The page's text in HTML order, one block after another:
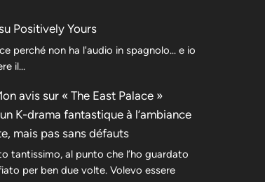
su Positively Yours
perché non ha l'audio in spagnolo... e io
il...
avis sur « The East Palace »
K-drama fantastique à l’ambiance
mais pas sans défauts
tantissimo, al punto che l’ho guardato
per ben due volte. Volevo essere